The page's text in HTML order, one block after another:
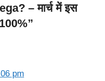
– मार्च में इस
pm